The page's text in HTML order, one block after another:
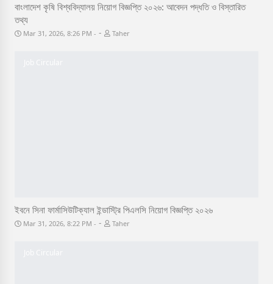
বাংলাদেশ কৃষি বিশ্ববিদ্যালয় নিয়োগ বিজ্ঞপ্তি ২০২৬: আবেদন পদ্ধতি ও বিস্তারিত
তথ্য
Mar 31, 2026, 8:26 PM - Taher
ইবনে সিনা ফার্মাসিউটিক্যাল ইন্ডাস্ট্রি পিএলসি নিয়োগ বিজ্ঞপ্তি ২০২৬
Mar 31, 2026, 8:22 PM - Taher